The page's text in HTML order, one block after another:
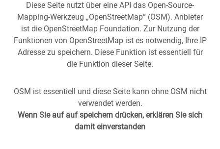
Diese Seite nutzt über eine API das Open-Source-
Mapping-Werkzeug „OpenStreetMap“ (OSM). Anbieter
ist die OpenStreetMap Foundation. Zur Nutzung der
Funktionen von OpenStreetMap ist es notwendig, Ihre IP
Adresse zu speichern. Diese Funktion ist essentiell für
die Funktion dieser Seite.
OSM ist essentiell und diese Seite kann ohne OSM nicht
verwendet werden.
Wenn Sie auf auf speichern drücken, erklären Sie sich
damit einverstanden